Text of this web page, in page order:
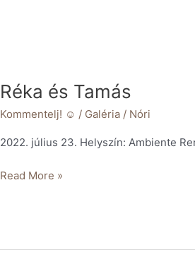
Réka és Tamás
Kommentelj! ☺️ / Galéria / Nóri
2022. július 23. Helyszín: Ambiente
Read More »